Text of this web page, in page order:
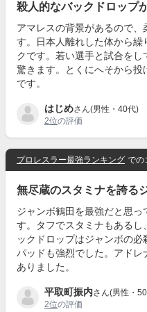
殺人的なバックドロップ
アマレスの背景があるので、
す。日本人離れした体から繰
クです。若い選手と試合を
驚きます。とくにへそから
です。
はじめさん(男性・40代)
2位の評価
プロレスラー最強ランキング での
無尽蔵のスタミナを誇る
ジャンボ鶴田を最強だと思っ
す。タフでスタミナもある
ックドロップはジャンボの
パッドも強烈でした。アドレ
ありました。
平取町振内さん(男性・
2位の評価